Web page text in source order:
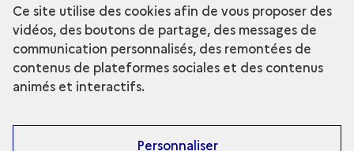
Découvrir la collection
Ce site utilise des cookies afin de vous proposer des
vidéos, des boutons de partage, des messages de
communication personnalisés, des remontées de
contenus de plateformes sociales et des contenus
animés et interactifs.
Personnaliser